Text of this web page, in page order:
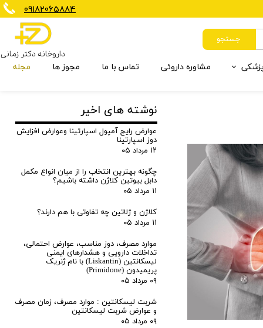
جستجو
داروخانه دکتر زمانی
ضد چروک
مراقبت مو
ویتامین ها و مواد معدنی
بی سی ای ای
ارتوپدی
مشاوره داروئی تماس با ما مجوز ها مجله
​09182065884
نوشته های اخیر
عوارض رایج آمپول اسپارتینا وعوارض افزایش
دوز اسپارتینا
۱۲ مرداد ۰۵
چگونه بهترین انتخاب را از میان انواع مکمل
دابل بیوتین کلاژن داشته باشیم؟
۱۱ مرداد ۰۵
کلاژن و ژلاتین چه تفاوتی با هم دارند؟
۱۱ مرداد ۰۵
موارد مصرف، دوز مناسب، عوارض احتمالی،
تداخلات دارویی و هشدارهای ایمنی
لیسکانتین (Liskantin) با نام ژنریک
پریمیدون (Primidone)
۰۹ مرداد ۰۵
شربت لیسکانتین : موارد مصرف، زمان مصرف
و عوارض شربت لیسکانتین
۰۹ مرداد ۰۵